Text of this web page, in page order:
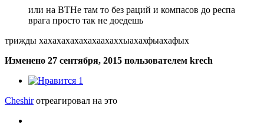
или на ВТНе там то без раций и компасов до респа
врага просто так не доедешь
трижды хахахахахахахаахаххыахахфыахафых
Изменено 27 сентября, 2015 пользователем krech
1
Cheshirотреагировал на это